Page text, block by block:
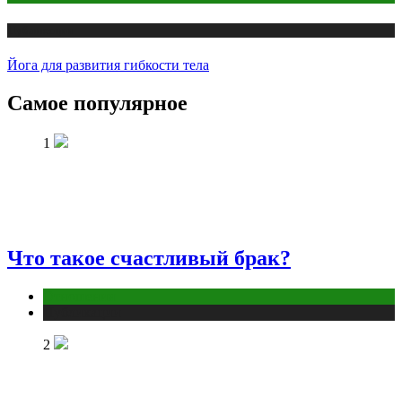
Йога для развития гибкости тела
Самое популярное
1
Что такое счастливый брак?
2